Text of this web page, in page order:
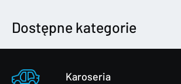
Dostępne kategorie
Karoseria